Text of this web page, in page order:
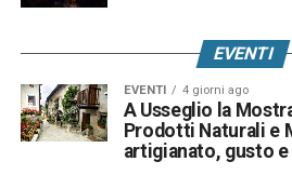
EVENTI
EVENTI 4 giorni ago
A Usseglio la
Prodotti Naturali e
artigianato, gusto